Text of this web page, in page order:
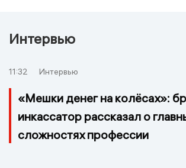
Интервью
11:32 Интервью
«Мешки денег на колёсах»:
инкассатор рассказал о
сложностях профессии